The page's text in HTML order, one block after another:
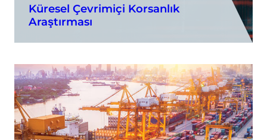
Küresel Çevrimiçi Korsanlık
Araştırması